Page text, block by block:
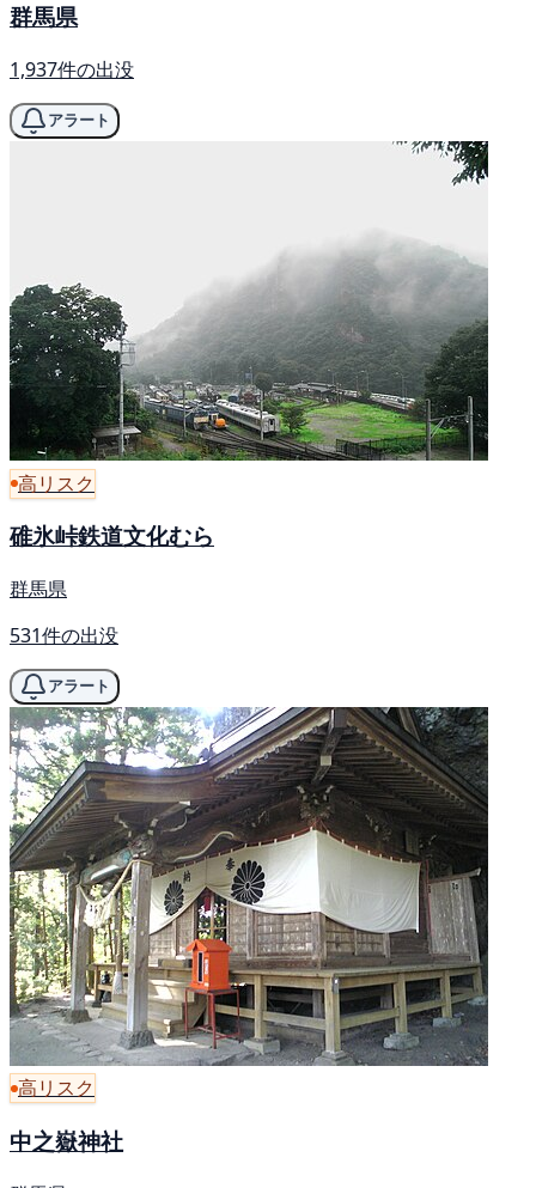
群馬県
1,937件の出没
アラート
高リスク
碓氷峠鉄道文化むら
群馬県
531件の出没
アラート
高リスク
中之嶽神社